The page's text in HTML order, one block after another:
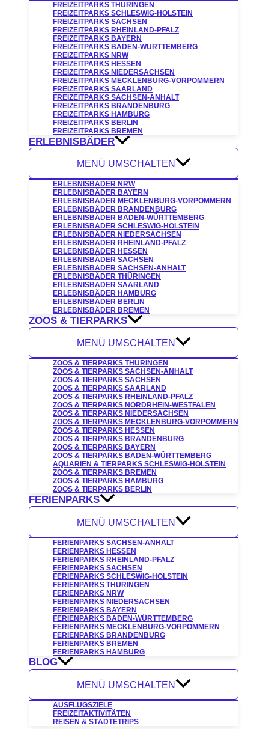
FREIZEITPARKS THÜRINGEN
FREIZEITPARKS SCHLESWIG-HOLSTEIN
FREIZEITPARKS SACHSEN
FREIZEITPARKS RHEINLAND-PFALZ
FREIZEITPARKS BAYERN
FREIZEITPARKS BADEN-WÜRTTEMBERG
FREIZEITPARKS NRW
FREIZEITPARKS HESSEN
FREIZEITPARKS NIEDERSACHSEN
FREIZEITPARKS MECKLENBURG-VORPOMMERN
FREIZEITPARKS SAARLAND
FREIZEITPARKS SACHSEN-ANHALT
FREIZEITPARKS BRANDENBURG
FREIZEITPARKS HAMBURG
FREIZEITPARKS BERLIN
FREIZEITPARKS BREMEN
ERLEBNISBÄDER
MENÜ UMSCHALTEN
ERLEBNISBÄDER NRW
ERLEBNISBÄDER BAYERN
ERLEBNISBÄDER MECKLENBURG-VORPOMMERN
ERLEBNISBÄDER BRANDENBURG
ERLEBNISBÄDER BADEN-WÜRTTEMBERG
ERLEBNISBÄDER SCHLESWIG-HOLSTEIN
ERLEBNISBÄDER NIEDERSACHSEN
ERLEBNISBÄDER RHEINLAND-PFALZ
ERLEBNISBÄDER HESSEN
ERLEBNISBÄDER SACHSEN
ERLEBNISBÄDER SACHSEN-ANHALT
ERLEBNISBÄDER THÜRINGEN
ERLEBNISBÄDER SAARLAND
ERLEBNISBÄDER HAMBURG
ERLEBNISBÄDER BERLIN
ERLEBNISBÄDER BREMEN
ZOOS & TIERPARKS
MENÜ UMSCHALTEN
ZOOS & TIERPARKS THÜRINGEN
ZOOS & TIERPARKS SACHSEN-ANHALT
ZOOS & TIERPARKS SACHSEN
ZOOS & TIERPARKS SAARLAND
ZOOS & TIERPARKS RHEINLAND-PFALZ
ZOOS & TIERPARKS NORDRHEIN-WESTFALEN
ZOOS & TIERPARKS NIEDERSACHSEN
ZOOS & TIERPARKS MECKLENBURG-VORPOMMERN
ZOOS & TIERPARKS HESSEN
ZOOS & TIERPARKS BRANDENBURG
ZOOS & TIERPARKS BAYERN
ZOOS & TIERPARKS BADEN-WÜRTTEMBERG
AQUARIEN & TIERPARKS SCHLESWIG-HOLSTEIN
ZOOS & TIERPARKS BREMEN
ZOOS & TIERPARKS HAMBURG
ZOOS & TIERPARKS BERLIN
FERIENPARKS
MENÜ UMSCHALTEN
FERIENPARKS SACHSEN-ANHALT
FERIENPARKS HESSEN
FERIENPARKS RHEINLAND-PFALZ
FERIENPARKS SACHSEN
FERIENPARKS SCHLESWIG-HOLSTEIN
FERIENPARKS THÜRINGEN
FERIENPARKS NRW
FERIENPARKS NIEDERSACHSEN
FERIENPARKS BAYERN
FERIENPARKS BADEN-WÜRTTEMBERG
FERIENPARKS MECKLENBURG-VORPOMMERN
FERIENPARKS BRANDENBURG
FERIENPARKS BREMEN
FERIENPARKS HAMBURG
BLOG
MENÜ UMSCHALTEN
AUSFLUGSZIELE
FREIZEITAKTIVITÄTEN
REISEN & STÄDTETRIPS